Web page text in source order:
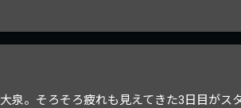
泉。そろそろ疲れも見えてきた3日目がス